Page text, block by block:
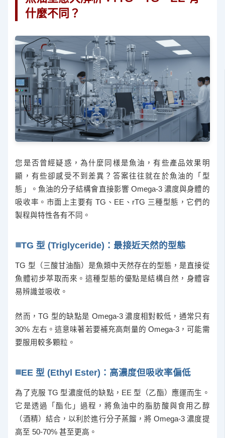
什麼不同？
您是否曾經疑惑，為什麼同樣是魚油，有些產品效果明
顯，有些卻感受不到差異？答案往往就在於魚油的「型
態」。魚油的分子結構會直接影響 Omega-3 濃度與身體的
吸收率。市面上主要有 TG、EE、rTG 三種型態，它們的
製程與特性各有不同。
TG 型 (Triglyceride)：最接近天然的型態
TG 型（三酸甘油酯）是魚類中天然存在的型態，是直接從
魚體初步萃取而來。這種型態的優點是結構自然，身體容
易辨識並吸收。
然而，TG 型的缺點是 Omega-3 濃度相對較低，通常只有
30% 左右。這意味著若要補充高劑量的 Omega-3，可能需
要服用較多顆粒。
EE 型 (Ethyl Ester)：高濃度但吸收率偏低
為了克服 TG 型濃度低的缺點，EE 型（乙酯）應運而生。
它是透過「酯化」過程，將魚油中的脂肪酸與食用乙醇
（酒精）結合，以利於進行分子蒸餾，將 Omega-3 濃度提
高至 50-70% 甚至更高。